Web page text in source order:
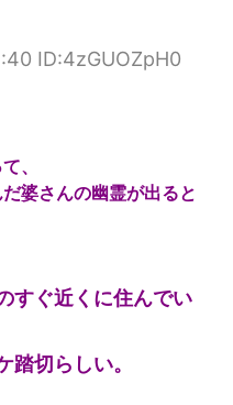
ID:4zGUOZpH0
、
婆さんの幽霊が出ると
すぐ近くに住んでい
切らしい。